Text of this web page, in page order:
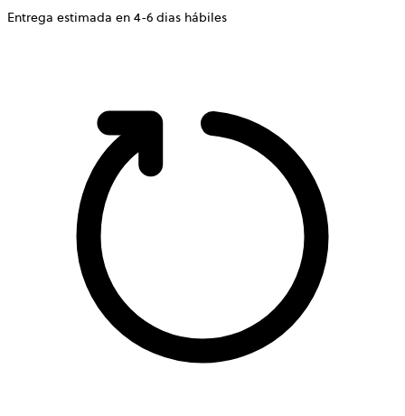
Entrega estimada en 4-6 dias hábiles